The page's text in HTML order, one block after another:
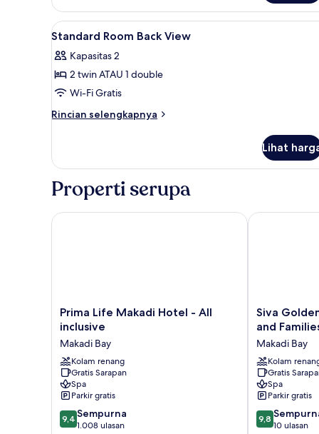
Standard
Room
(Back
Lihat
semua
foto
untuk
Standard
Room
Selimut bulu angsa, minibar,
5
Standard Room Back View
Kapasitas 2
2 twin ATAU 1 double
Wi-Fi Gratis
Rincian selengkapnya
Rincian
Standard
Back
Lihat
Properti serupa
Prima
Life
Hotel
-
All
inclusive
Makadi
Bay
Prima Life Makadi Hotel - All
inclusive
Makadi Bay
Kolam renang
Gratis Sarapan
Spa
Parkir gratis
9.4
dari
9,4 Sempurna
1.008 ulasan
Prima Life Makadi Hotel - All inclusive
Siva
Golden
Makadi
Couples
and
Families
Only
Makadi
Bay
Siva
and
Makadi Bay
Kolam
Gratis
Spa
Parkir gratis
9.8
dari
9,8
10 ulasan
Siva Golden